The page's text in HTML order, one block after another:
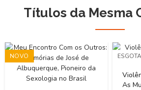
Títulos da Mesma
NOVO
As